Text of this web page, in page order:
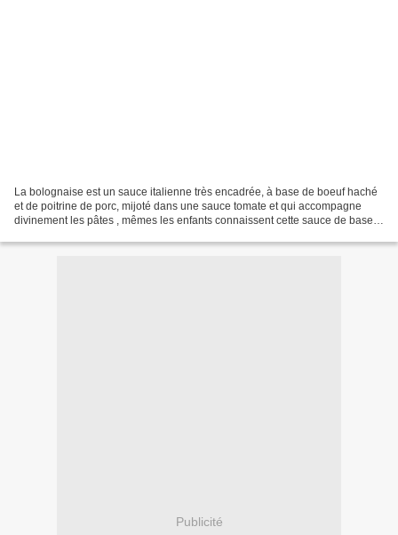
La bolognaise est un sauce italienne très encadrée, à base de boeuf haché
et de poitrine de porc, mijoté dans une sauce tomate et qui accompagne
divinement les pâtes , mêmes les enfants connaissent cette sauce de base !
Publicité